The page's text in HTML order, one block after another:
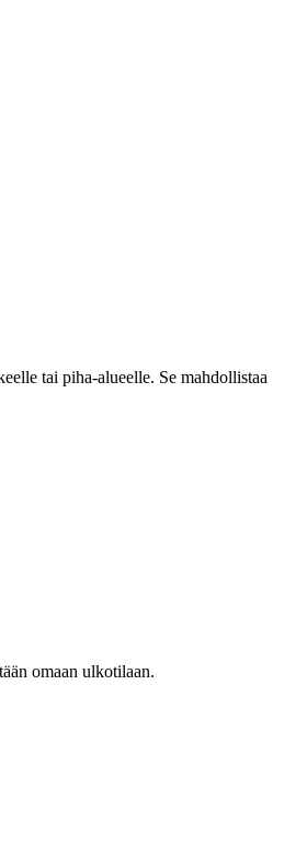
tai piha-alueelle. Se mahdollistaa
omaan ulkotilaan.